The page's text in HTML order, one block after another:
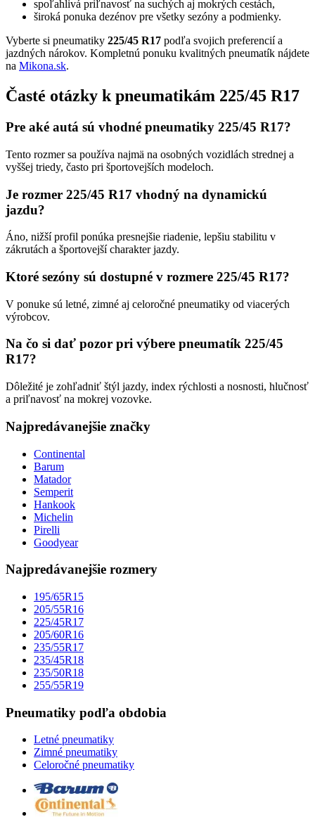
spoľahlivá priľnavosť na suchých aj mokrých cestách,
široká ponuka dezénov pre všetky sezóny a podmienky.
Vyberte si pneumatiky 225/45 R17 podľa svojich preferencií a
jazdných nárokov. Kompletnú ponuku kvalitných pneumatík nájdete
na Mikona.sk.
Časté otázky k pneumatikám 225/45 R17
Pre aké autá sú vhodné pneumatiky 225/45 R17?
Tento rozmer sa používa najmä na osobných vozidlách strednej a
vyššej triedy, často pri športovejších modeloch.
Je rozmer 225/45 R17 vhodný na dynamickú
jazdu?
Áno, nižší profil ponúka presnejšie riadenie, lepšiu stabilitu v
zákrutách a športovejší charakter jazdy.
Ktoré sezóny sú dostupné v rozmere 225/45 R17?
V ponuke sú letné, zimné aj celoročné pneumatiky od viacerých
výrobcov.
Na čo si dať pozor pri výbere pneumatík 225/45
R17?
Dôležité je zohľadniť štýl jazdy, index rýchlosti a nosnosti, hlučnosť
a priľnavosť na mokrej vozovke.
Najpredávanejšie značky
Continental
Barum
Matador
Semperit
Hankook
Michelin
Pirelli
Goodyear
Najpredávanejšie rozmery
195/65R15
205/55R16
225/45R17
205/60R16
235/55R17
235/45R18
235/50R18
255/55R19
Pneumatiky podľa obdobia
Letné pneumatiky
Zimné pneumatiky
Celoročné pneumatiky